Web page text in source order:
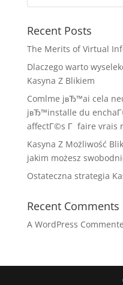
Recent Posts
The Merits of Virtual
Dlaczego warto
Kasyna Z Blikiem
Comlme jвЂ™ai cela
jвЂ™installe du
affectГ©s Г faire vrais
Kasyna Z Możliwość
jakim możesz
Ostateczna strategia
Recent Comments
A WordPress